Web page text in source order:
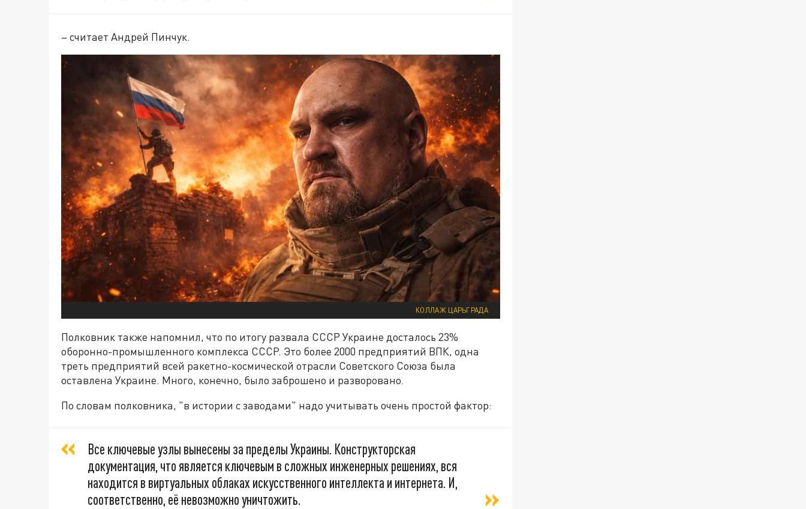
– считает Андрей Пинчук.
КОЛЛАЖ ЦАРЬГРАДА
Полковник также напомнил, что по итогу развала СССР Украине досталось 23%
оборонно-промышленного комплекса СССР. Это более 2000 предприятий ВПК, одна
треть предприятий всей ракетно-космической отрасли Советского Союза была
оставлена Украине. Много, конечно, было заброшено и разворовано.
По словам полковника, "в истории с заводами" надо учитывать очень простой фактор:
Все ключевые узлы вынесены за пределы Украины. Конструкторская
документация, что является ключевым в сложных инженерных решениях, вся
находится в виртуальных облаках искусственного интеллекта и интернета. И,
соответственно, её невозможно уничтожить.